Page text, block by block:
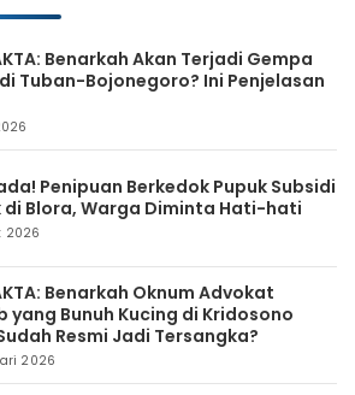
Benarkah Akan Terjadi Gempa
Tuban-Bojonegoro? Ini Penjelasan
Penipuan Berkedok Pupuk Subsidi
di Blora, Warga Diminta Hati-hati
2026
Benarkah Oknum Advokat
yang Bunuh Kucing di Kridosono
Resmi Jadi Tersangka?
2026